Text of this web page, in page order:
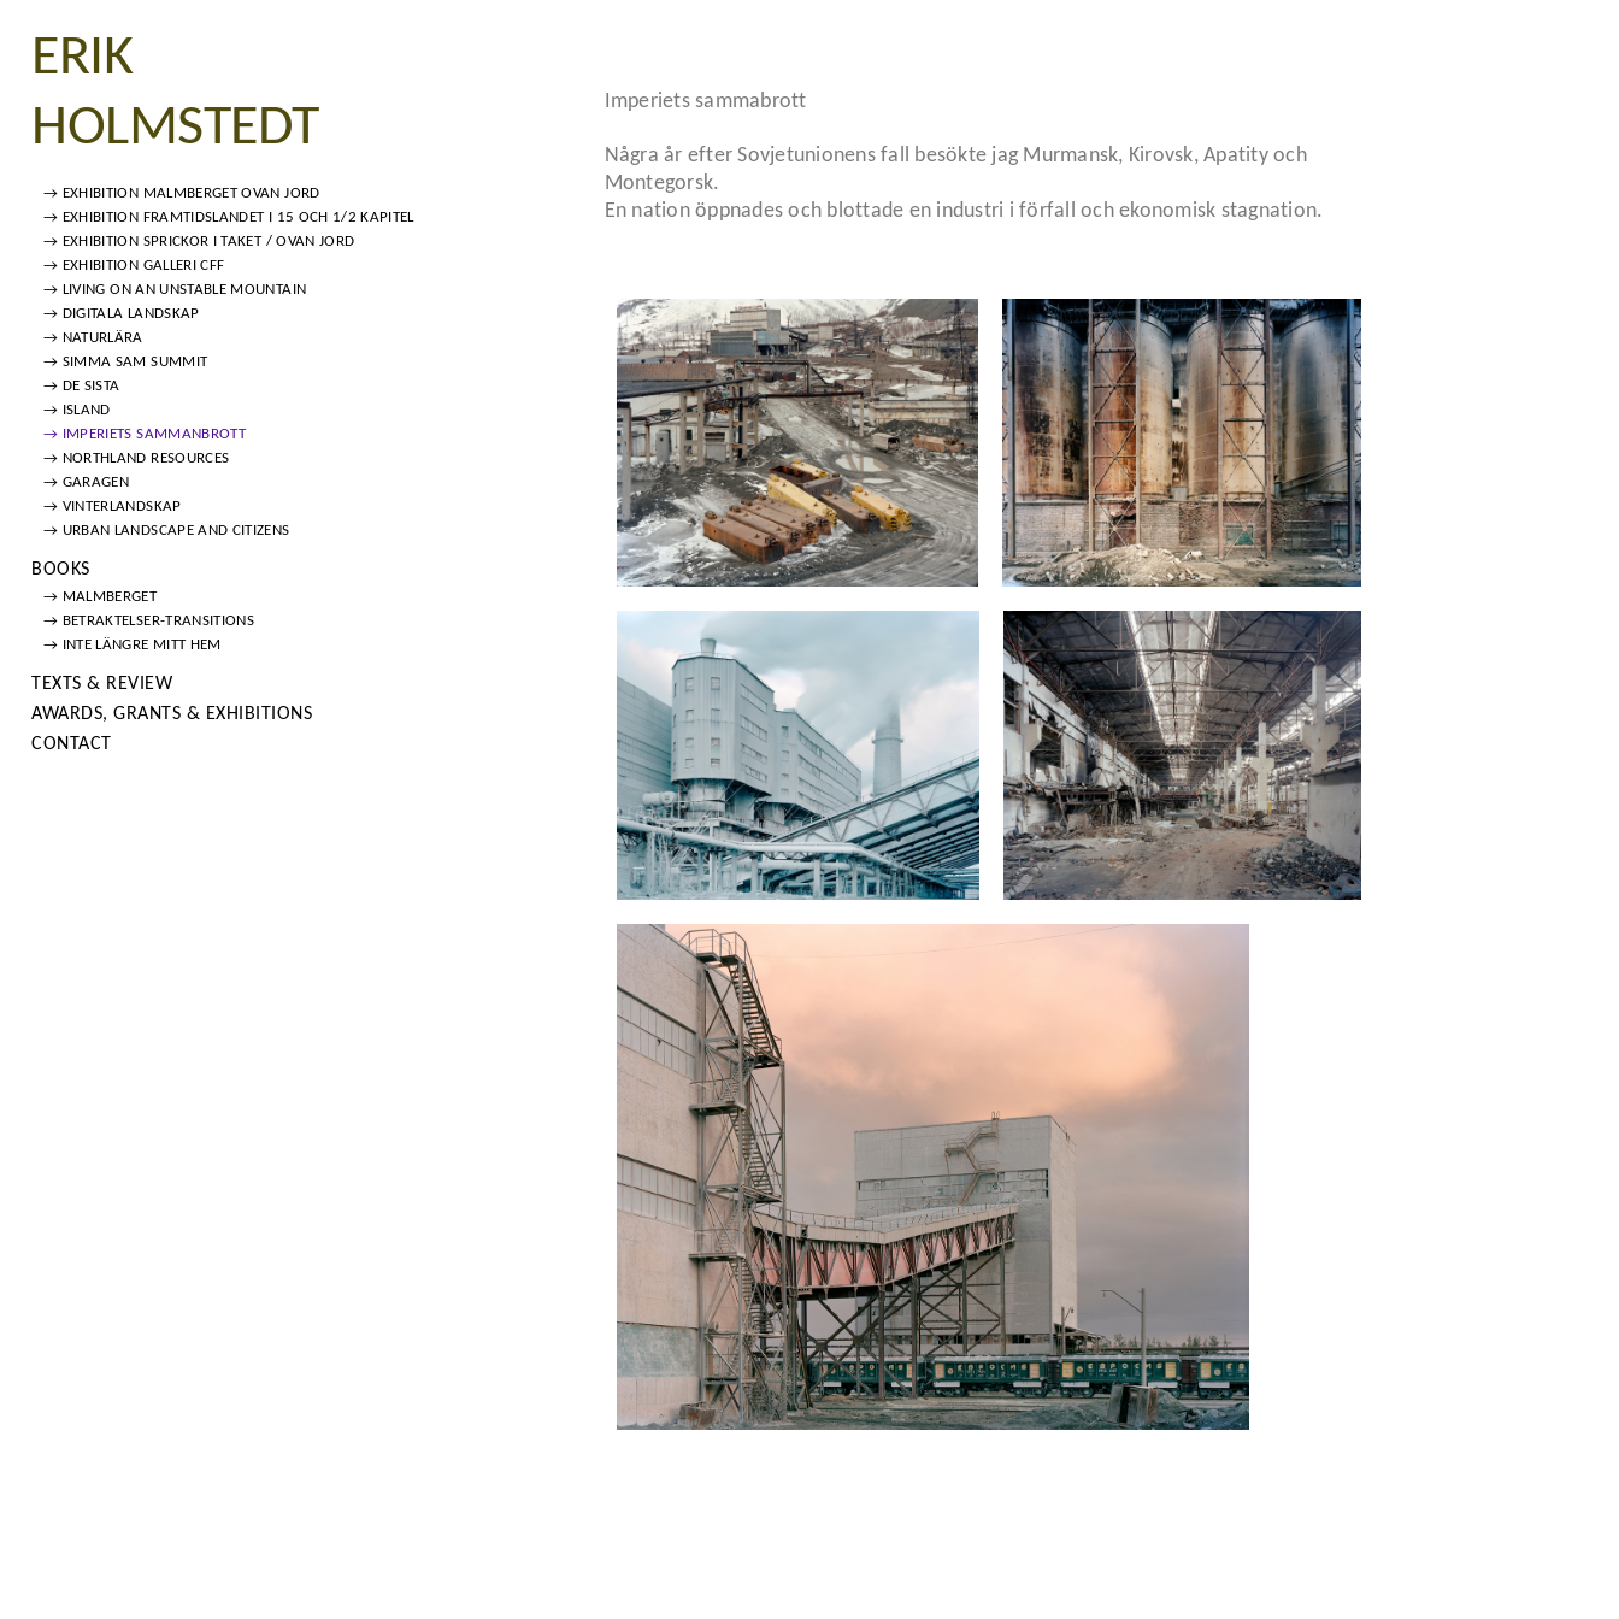
ERIK
HOLMSTEDT
→ EXHIBITION MALMBERGET OVAN JORD
→ EXHIBITION FRAMTIDSLANDET I 15 OCH 1/2 KAPITEL
→ EXHIBITION SPRICKOR I TAKET / OVAN JORD
→ EXHIBITION GALLERI CFF
→ LIVING ON AN UNSTABLE MOUNTAIN
→ DIGITALA LANDSKAP
→ NATURLÄRA
→ SIMMA SAM SUMMIT
→ DE SISTA
→ ISLAND
→ IMPERIETS SAMMANBROTT
→ NORTHLAND RESOURCES
→ GARAGEN
→ VINTERLANDSKAP
→ URBAN LANDSCAPE AND CITIZENS
BOOKS
→ MALMBERGET
→ BETRAKTELSER-TRANSITIONS
→ INTE LÄNGRE MITT HEM
TEXTS & REVIEW
AWARDS, GRANTS & EXHIBITIONS
CONTACT
Imperiets sammabrott
Några år efter Sovjetunionens fall besökte jag Murmansk, Kirovsk, Apatity och
Montegorsk.
En nation öppnades och blottade en industri i förfall och ekonomisk stagnation.